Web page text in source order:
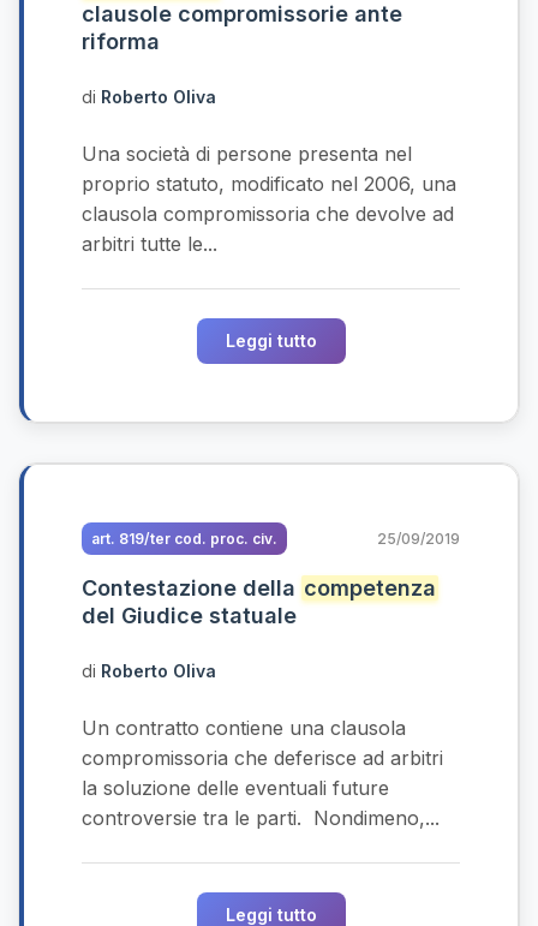
clausole compromissorie ante
riforma
di Roberto Oliva
Una società di persone presenta nel
proprio statuto, modificato nel 2006, una
clausola compromissoria che devolve ad
arbitri tutte le...
Leggi tutto
art. 819/ter cod. proc. civ. 25/09/2019
Contestazione della competenza
del Giudice statuale
di Roberto Oliva
Un contratto contiene una clausola
compromissoria che deferisce ad arbitri
la soluzione delle eventuali future
controversie tra le parti. Nondimeno,...
Leggi tutto